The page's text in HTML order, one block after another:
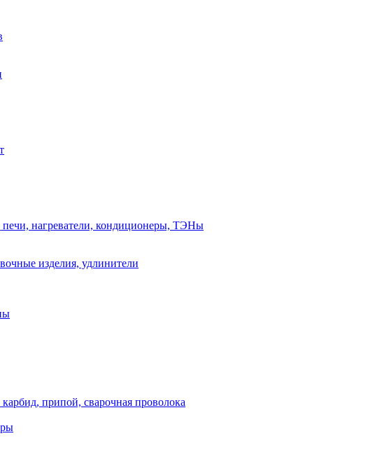
печи, нагреватели, кондиционеры, ТЭНы
изделия, удлинители
припой, сварочная проволока